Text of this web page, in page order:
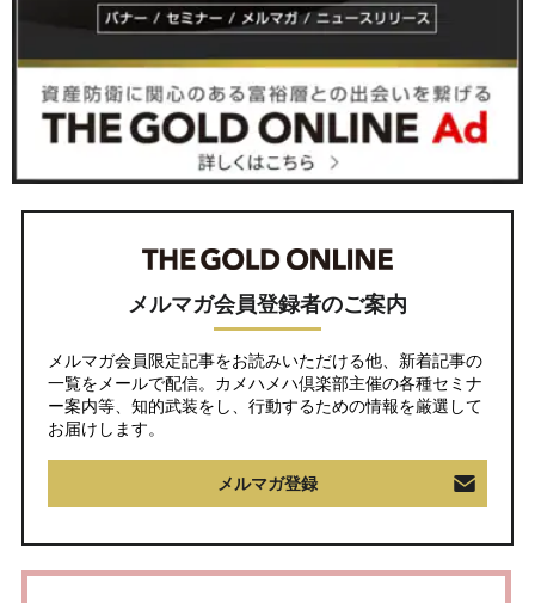
メルマガ会員登録者のご案内
メルマガ会員限定記事をお読みいただける他、新着記事の
一覧をメールで配信。カメハメハ倶楽部主催の各種セミナ
ー案内等、知的武装をし、行動するための情報を厳選して
お届けします。
メルマガ登録